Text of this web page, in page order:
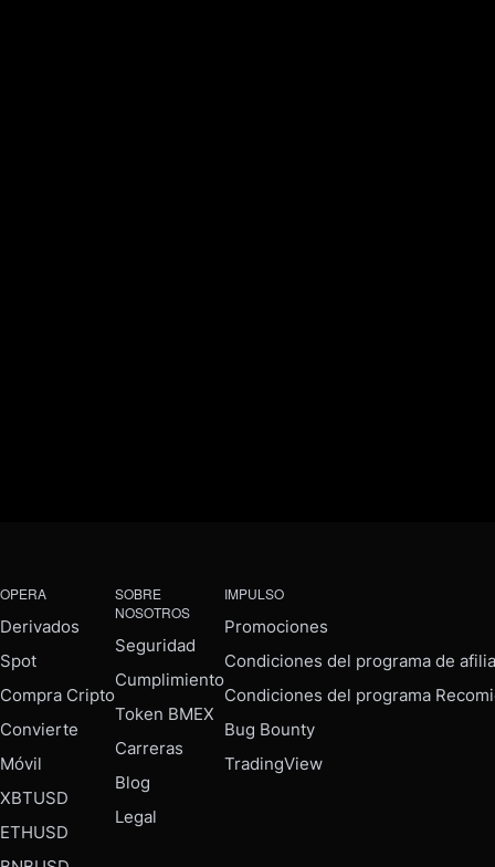
OPERA
Derivados
Spot
Compra Cripto
Convierte
Móvil
XBTUSD
ETHUSD
SOBRE
NOSOTROS
Seguridad
Cumplimiento
Token BMEX
Carreras
Blog
Legal
IMPULSO
Promociones
Condiciones del programa de
Condiciones del programa
Bug Bounty
TradingView